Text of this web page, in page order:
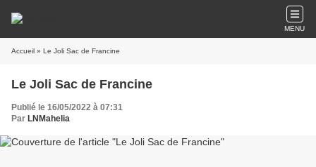
MENU
Accueil » Le Joli Sac de Francine
Le Joli Sac de Francine
Publié le 16/05/2022 à 07:31
Par LNMahelia